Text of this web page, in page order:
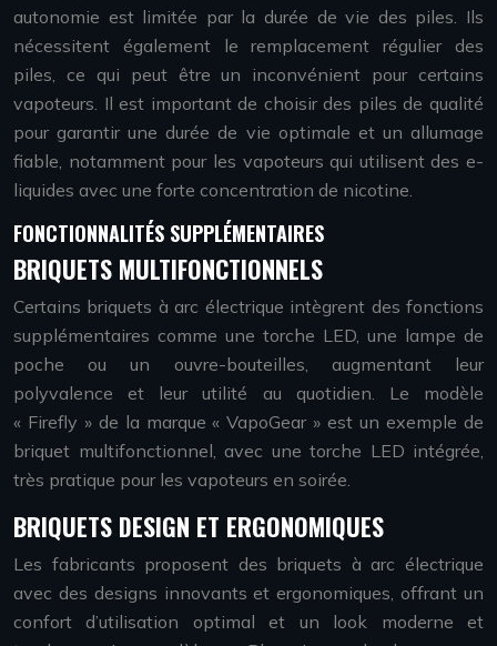
autonomie est limitée par la durée de vie des piles. Ils
nécessitent également le remplacement régulier des
piles, ce qui peut être un inconvénient pour certains
vapoteurs. Il est important de choisir des piles de qualité
pour garantir une durée de vie optimale et un allumage
fiable, notamment pour les vapoteurs qui utilisent des e-
liquides avec une forte concentration de nicotine.
FONCTIONNALITÉS SUPPLÉMENTAIRES
BRIQUETS MULTIFONCTIONNELS
Certains briquets à arc électrique intègrent des fonctions
supplémentaires comme une torche LED, une lampe de
poche ou un ouvre-bouteilles, augmentant leur
polyvalence et leur utilité au quotidien. Le modèle
« Firefly » de la marque « VapoGear » est un exemple de
briquet multifonctionnel, avec une torche LED intégrée,
très pratique pour les vapoteurs en soirée.
BRIQUETS DESIGN ET ERGONOMIQUES
Les fabricants proposent des briquets à arc électrique
avec des designs innovants et ergonomiques, offrant un
confort d’utilisation optimal et un look moderne et